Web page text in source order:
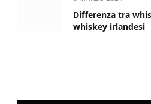
Differenza tra
whiskey irlandesi